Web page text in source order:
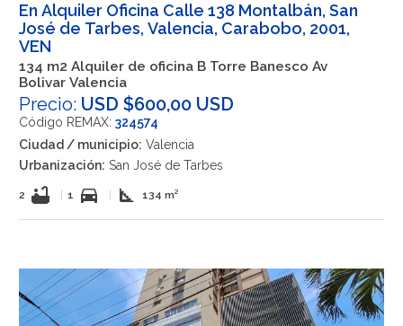
En Alquiler Oficina Calle 138 Montalbán, San
José de Tarbes, Valencia, Carabobo, 2001,
VEN
134 m2 Alquiler de oficina B Torre Banesco Av
Bolivar Valencia
Precio: USD $600,00 USD
Código REMAX: 324574
Ciudad / municipio: Valencia
Urbanización: San José de Tarbes
2 bathtub 1 directions_car square_foot 134 m²